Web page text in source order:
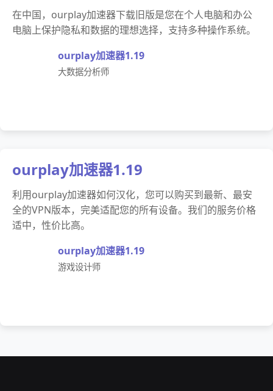
在中国，ourplay加速器下载旧版是您在个人电脑和办公
电脑上保护隐私和数据的理想选择，支持多种操作系统。
ourplay加速器1.19
大数据分析师
ourplay加速器1.19
利用ourplay加速器如何汉化，您可以购买到最新、最安
全的VPN版本，完美适配您的所有设备。我们的服务价格
适中，性价比高。
ourplay加速器1.19
游戏设计师